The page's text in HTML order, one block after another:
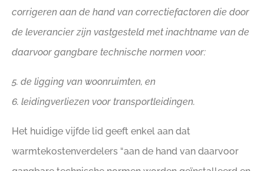
corrigeren aan de hand van correctiefactoren die door
de leverancier zijn vastgesteld met inachtname van de
daarvoor gangbare technische normen voor:
5. de ligging van woonruimten, en
6. leidingverliezen voor transportleidingen.
Het huidige vijfde lid geeft enkel aan dat
warmtekostenverdelers “aan de hand van daarvoor